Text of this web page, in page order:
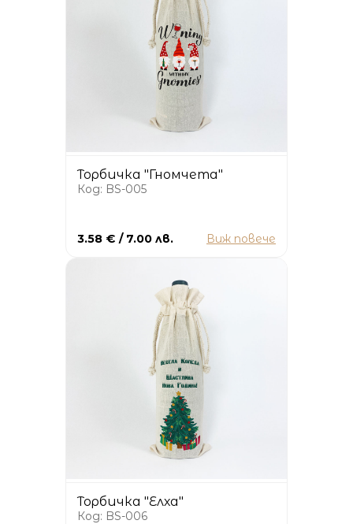
Торбичка "Гномчета"
Код: BS-005
3.58 € / 7.00 лв. Виж повече
Торбичка "Елха"
Код: BS-006